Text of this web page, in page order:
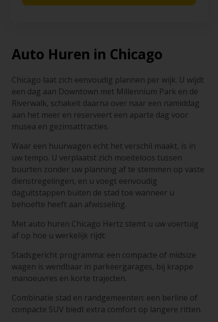
Auto Huren in Chicago
Chicago laat zich eenvoudig plannen per wijk. U wijdt
een dag aan Downtown met Millennium Park en de
Riverwalk, schakelt daarna over naar een namiddag
aan het meer en reserveert een aparte dag voor
musea en gezinsattracties.
Waar een huurwagen echt het verschil maakt, is in
uw tempo. U verplaatst zich moeiteloos tussen
buurten zonder uw planning af te stemmen op vaste
dienstregelingen, en u voegt eenvoudig
daguitstappen buiten de stad toe wanneer u
behoefte heeft aan afwisseling.
Met auto huren Chicago Hertz stemt u uw voertuig
af op hoe u werkelijk rijdt:
Stadsgericht programma: een compacte of midsize
wagen is wendbaar in parkeergarages, bij krappe
manoeuvres en korte trajecten.
Combinatie stad en randgemeenten: een berline of
compacte SUV biedt extra comfort op langere ritten.